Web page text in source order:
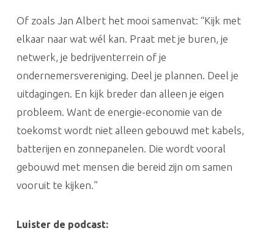
Of zoals Jan Albert het mooi samenvat: “Kijk met
elkaar naar wat wél kan. Praat met je buren, je
netwerk, je bedrijventerrein of je
ondernemersvereniging. Deel je plannen. Deel je
uitdagingen. En kijk breder dan alleen je eigen
probleem. Want de energie-economie van de
toekomst wordt niet alleen gebouwd met kabels,
batterijen en zonnepanelen. Die wordt vooral
gebouwd met mensen die bereid zijn om samen
vooruit te kijken.”
Luister de podcast: